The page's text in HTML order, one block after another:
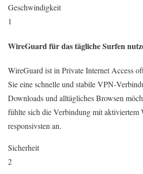
Geschwindigkeit
1
WireGuard für das tägliche Surfen
WireGuard ist in Private Internet Access
Sie eine schnelle und stabile
Downloads und alltägliches Browsen
fühlte sich die Verbindung mit aktiviertem
responsivsten an.
Sicherheit
2